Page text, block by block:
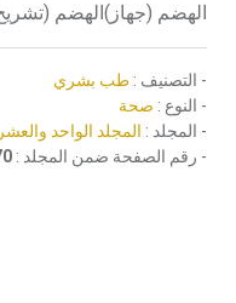
الهضم (جهاز)الهضم
- التصنيف : طب بشري
- النوع : صحة
- المجلد : المجلد الواحد والعشرون،
- رقم الصفحة ضمن المجلد :